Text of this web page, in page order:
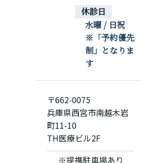
休診日
水曜 / 日祝
※「予約優先
制」となりま
す
〒662-0075
兵庫県西宮市南越木岩
町11-10
TH医療ビル2F
※提携駐車場あり